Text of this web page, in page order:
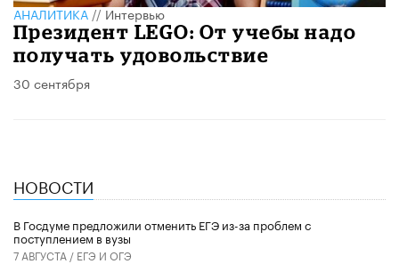
АНАЛИТИКА//Интервью
Президент LEGO: От учебы надо
получать удовольствие
30 сентября
НОВОСТИ
В Госдуме предложили отменить ЕГЭ из-за проблем с
поступлением в вузы
7 АВГУСТА / ЕГЭ И ОГЭ